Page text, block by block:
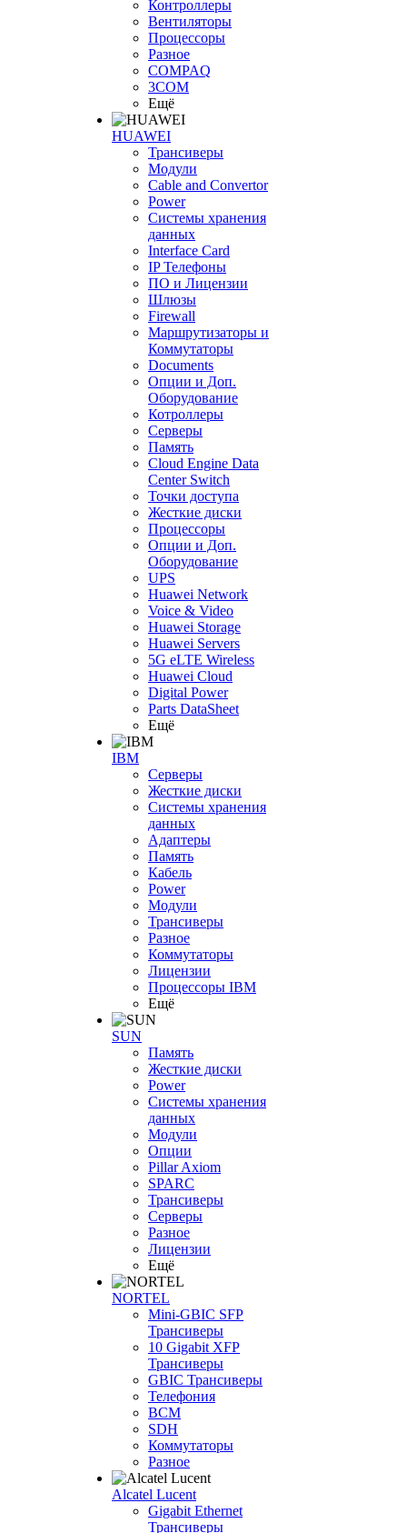
Контроллеры
Вентиляторы
Процессоры
Разное
COMPAQ
3COM
Ещё
HUAWEI
Трансиверы
Модули
Cable and Convertor
Power
Системы хранения
данных
Interface Card
IP Телефоны
ПО и Лицензии
Шлюзы
Firewall
Маршрутизаторы и
Коммутаторы
Documents
Опции и Доп.
Оборудование
Котроллеры
Серверы
Память
Cloud Engine Data
Center Switch
Точки доступа
Жесткие диски
Процессоры
Опции и Доп.
Оборудование
UPS
Huawei Network
Voice & Video
Huawei Storage
Huawei Servers
5G eLTE Wireless
Huawei Cloud
Digital Power
Parts DataSheet
Ещё
IBM
Серверы
Жесткие диски
Системы хранения
данных
Адаптеры
Память
Кабель
Power
Модули
Трансиверы
Разное
Коммутаторы
Лицензии
Процессоры IBM
Ещё
SUN
Память
Жесткие диски
Power
Системы хранения
данных
Модули
Опции
Pillar Axiom
SPARC
Трансиверы
Серверы
Разное
Лицензии
Ещё
NORTEL
Mini-GBIC SFP
Трансиверы
10 Gigabit XFP
Трансиверы
GBIC Трансиверы
Телефония
BCM
SDH
Коммутаторы
Разное
Alcatel Lucent
Gigabit Ethernet
Трансиверы